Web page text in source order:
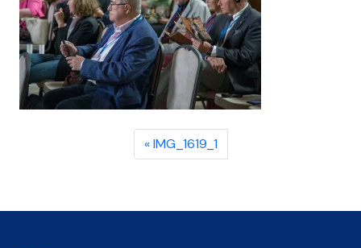
IMG_1619_1